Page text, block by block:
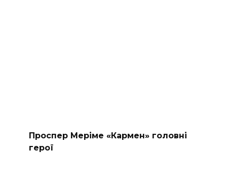
Проспер Меріме «Кармен» головні
герої